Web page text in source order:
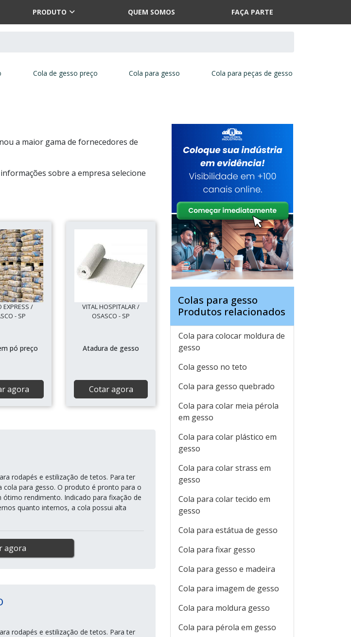
PRODUTO QUEM SOMOS FAÇA PARTE
Cola de gesso preço Cola para gesso Cola para peças de gesso
a maior gama de fornecedores de
sobre a empresa selecione
EXPRESS /
- SP
pó preço
agora
VITAL HOSPITALAR /
OSASCO - SP
Atadura de gesso
Cotar agora
rodapés e estilização de tetos. Para ter
para gesso. O produto é pronto para o
rendimento. Indicado para fixação de
quanto internos, a cola possui alta
agora
rodapés e estilização de tetos. Para ter
Colas para gesso
Produtos relacionados
Cola para colocar moldura de
gesso
Cola gesso no teto
Cola para gesso quebrado
Cola para colar meia pérola
em gesso
Cola para colar plástico em
gesso
Cola para colar strass em
gesso
Cola para colar tecido em
gesso
Cola para estátua de gesso
Cola para fixar gesso
Cola para gesso e madeira
Cola para imagem de gesso
Cola para moldura gesso
Cola para pérola em gesso